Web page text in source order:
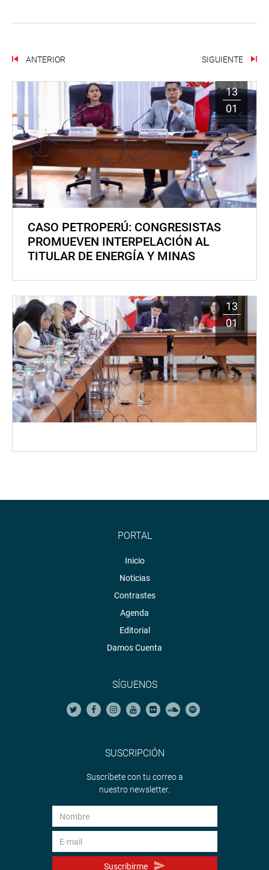
ANTERIOR SIGUIENTE
13
01
CASO PETROPERÚ: CONGRESISTAS
PROMUEVEN INTERPELACIÓN AL
TITULAR DE ENERGÍA Y MINAS
13
01
PORTAL
Inicio
Noticias
Contrastes
Agenda
Editorial
Damos Cuenta
SÍGUENOS
SUSCRIPCIÓN
Suscríbete con tu correo a
nuestro newsletter.
Suscribirme